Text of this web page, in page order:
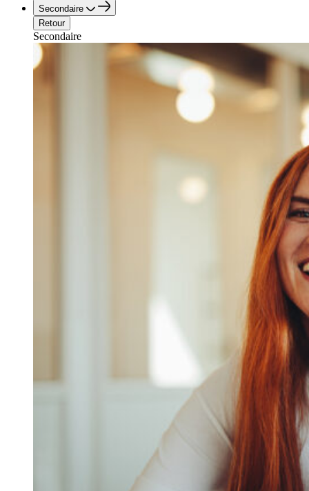
Secondaire
Retour
Secondaire